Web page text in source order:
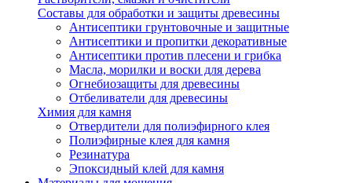
Составы для обработки и защиты древесины
Антисептики грунтовочные и защитные
Антисептики и пропитки декоративные
Антисептики против плесени и грибка
Масла, морилки и воски для дерева
Огнебиозащиты для древесины
Отбеливатели для древесины
Химия для камня
Отвердители для полиэфирного клея
Полиэфирные клея для камня
Резинатура
Эпоксидный клей для камня